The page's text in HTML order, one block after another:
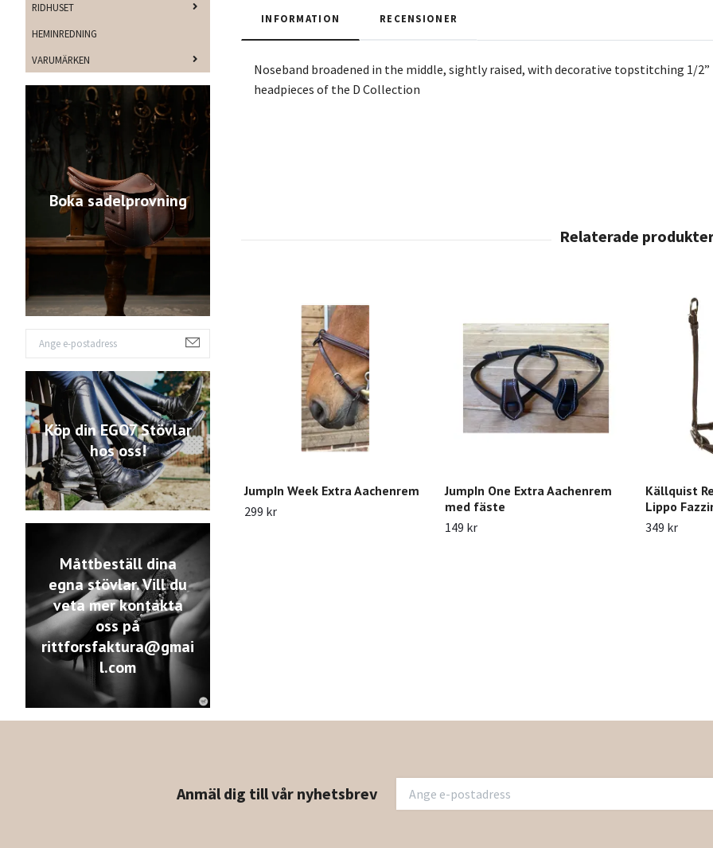
RIDHUSET
HEMINREDNING
VARUMÄRKEN
Boka sadelprovning
Köp din EGO7 Stövlar
hos oss!
Måttbeställ dina
egna stövlar. Vill du
veta mer kontakta
oss på
rittforsfaktura@gmai
l.com
INFORMATION RECENSIONER
Noseband broadened in the middle, sightly raised, with decorative topstitching 1/
headpieces of the D Collection
JumpIn Week Extra Aachenrem
299 kr
JumpIn One Extra Aachenrem
med fäste
149 kr
Källquist
Lippo
349 kr
Anmäl dig till vår nyhetsbrev